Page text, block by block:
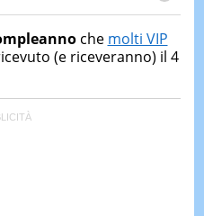
in Marketing Management
di contenuti in ottica SEO e
marketing attraverso
che molti VIP
(e riceveranno) il 4